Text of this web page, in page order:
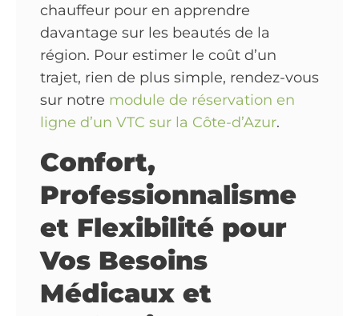
chauffeur pour en apprendre
davantage sur les beautés de la
région. Pour estimer le coût d’un
trajet, rien de plus simple, rendez-vous
sur notre module de réservation en
ligne d’un VTC sur la Côte-d’Azur.
Confort,
Professionnalisme
et Flexibilité pour
Vos Besoins
Médicaux et